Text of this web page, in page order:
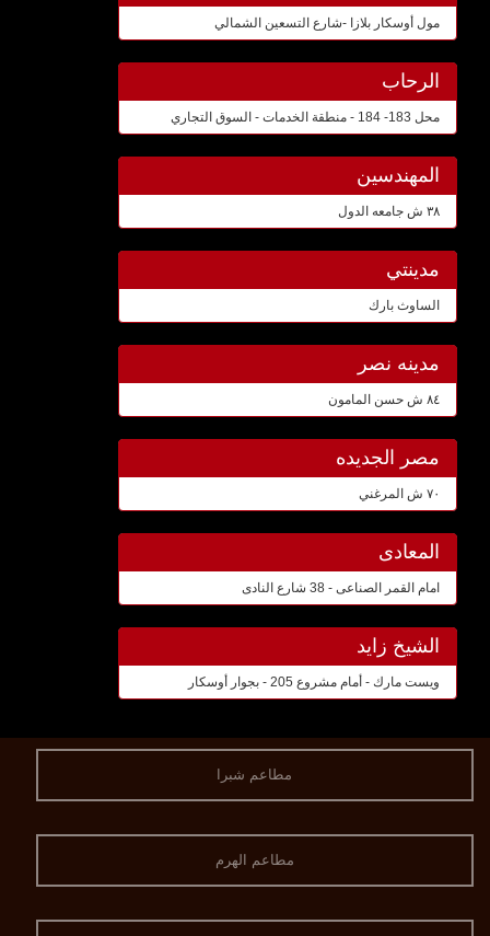
مول أوسكار بلازا -شارع التسعين الشمالي
الرحاب
محل 183- 184 - منطقة الخدمات - السوق التجاري
المهندسين
٣٨ ش جامعه الدول
مدينتي
الساوث بارك
مدينه نصر
٨٤ ش حسن المامون
مصر الجديده
٧٠ ش المرغني
المعادى
امام القمر الصناعى - 38 شارع النادى
الشيخ زايد
ويست مارك - أمام مشروع 205 - بجوار أوسكار
مطاعم شبرا
مطاعم الهرم